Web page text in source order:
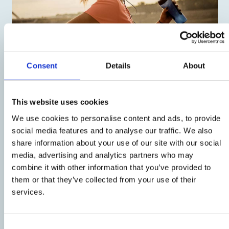
Consent Details About
This website uses cookies
We use cookies to personalise content and ads, to provide
social media features and to analyse our traffic. We also
share information about your use of our site with our social
media, advertising and analytics partners who may
combine it with other information that you’ve provided to
them or that they’ve collected from your use of their
services.
L’esposizione del nostro corpo al sole stimola la
per i molteplici effetti benefici che ha
sull’organismo. La vitamina D è un vero
toccasana per il nostro sistema immunitario, le
nostre ossa e il nostro buonumore. Monta in
sella alla bici o esci per una passeggiata
rigenerante e fai il pieno di questa vitamina,
mente e corpo ti ringrazieranno!